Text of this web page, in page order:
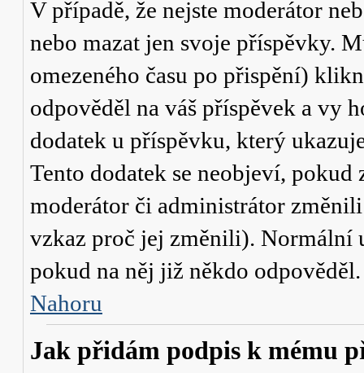
V případě, že nejste moderátor
nebo mazat jen svoje příspěvky.
omezeného času po přispění)
odpověděl na váš příspěvek a vy
dodatek u příspěvku, který
Tento dodatek se neobjeví,
moderátor či administrátor
vzkaz proč jej změnili). Normální
pokud na něj již někdo odpověděl.
Nahoru
Jak přidám podpis k mému